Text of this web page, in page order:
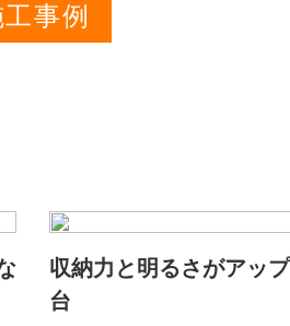
事例
収納力と明るさがアッ
台